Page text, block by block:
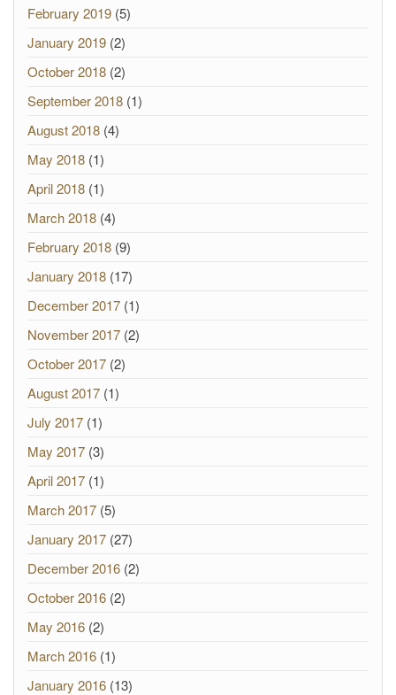
February 2019 (5)
January 2019 (2)
October 2018 (2)
September 2018 (1)
August 2018 (4)
May 2018 (1)
April 2018 (1)
March 2018 (4)
February 2018 (9)
January 2018 (17)
December 2017 (1)
November 2017 (2)
October 2017 (2)
August 2017 (1)
July 2017 (1)
May 2017 (3)
April 2017 (1)
March 2017 (5)
January 2017 (27)
December 2016 (2)
October 2016 (2)
May 2016 (2)
March 2016 (1)
January 2016 (13)